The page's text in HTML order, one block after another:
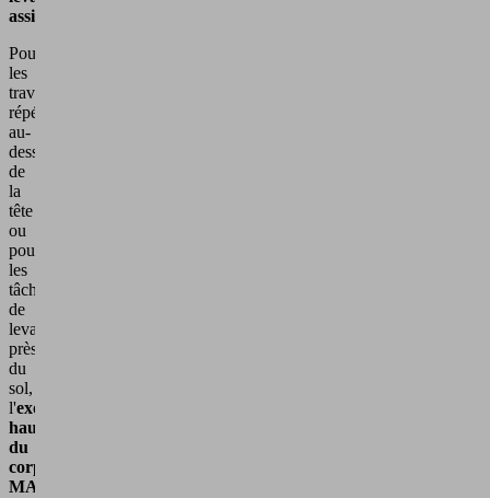
assisté
Pour
les
travaux
répétitifs
au-
dessus
de
la
tête
ou
pour
les
tâches
de
levage
près
du
sol,
l'exosquelette
haut
du
corps
MATE